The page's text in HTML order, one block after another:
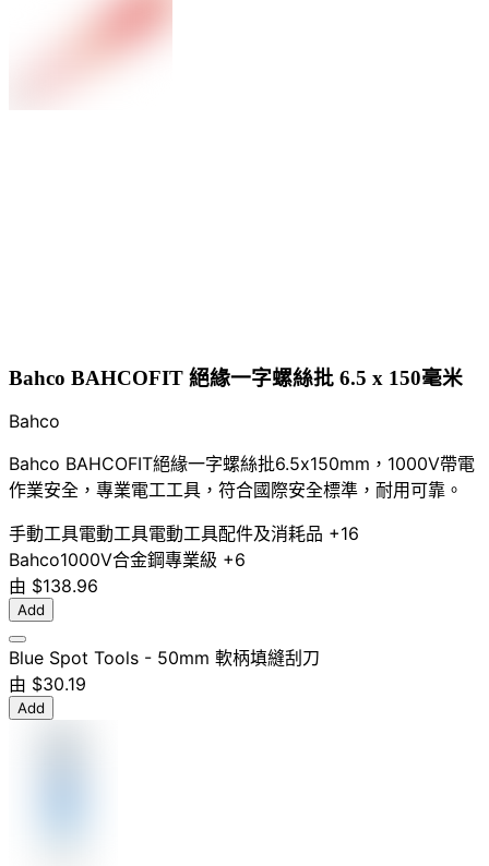
Bahco BAHCOFIT 絕緣一字螺絲批 6.5 x 150毫米
Bahco
Bahco BAHCOFIT絕緣一字螺絲批6.5x150mm，1000V帶電
作業安全，專業電工工具，符合國際安全標準，耐用可靠。
手動工具電動工具電動工具配件及消耗品 +16
Bahco1000V合金鋼專業級 +6
由 $138.96
Add
Blue Spot Tools - 50mm 軟柄填縫刮刀
由 $30.19
Add